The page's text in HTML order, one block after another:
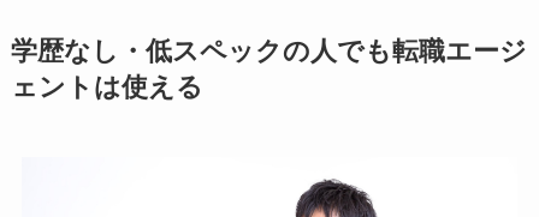
学歴なし・低スペックの人でも転職エージ
ェントは使える